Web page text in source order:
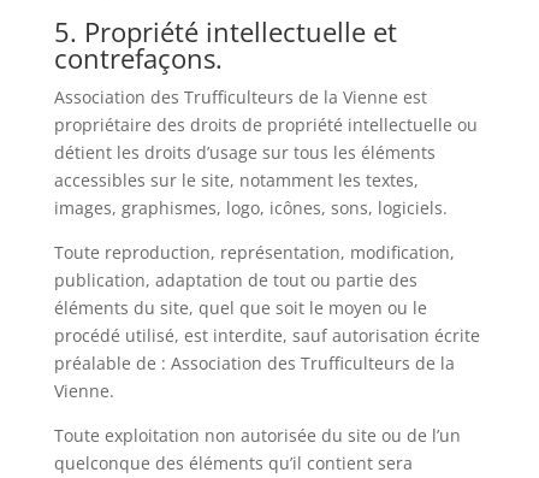
5. Propriété intellectuelle et
contrefaçons.
Association des Trufficulteurs de la Vienne est
propriétaire des droits de propriété intellectuelle ou
détient les droits d’usage sur tous les éléments
accessibles sur le site, notamment les textes,
images, graphismes, logo, icônes, sons, logiciels.
Toute reproduction, représentation, modification,
publication, adaptation de tout ou partie des
éléments du site, quel que soit le moyen ou le
procédé utilisé, est interdite, sauf autorisation écrite
préalable de : Association des Trufficulteurs de la
Vienne.
Toute exploitation non autorisée du site ou de l’un
quelconque des éléments qu’il contient sera